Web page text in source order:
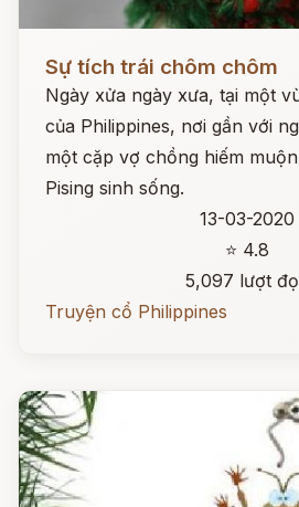
Sự tích trái chôm chôm
Ngày xửa ngày xưa, tại một
của Philippines, nơi gần với
một cặp vợ chồng hiếm
Pising sinh sống.
13-03-2020
⭐ 4.8
5,097 lượt
Truyện cổ Philippines